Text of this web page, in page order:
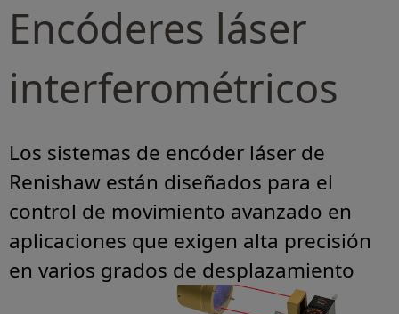
Encóderes láser
interferométricos
Los sistemas de encóder láser de
Renishaw están diseñados para el
control de movimiento avanzado en
aplicaciones que exigen alta precisión
en varios grados de desplazamiento